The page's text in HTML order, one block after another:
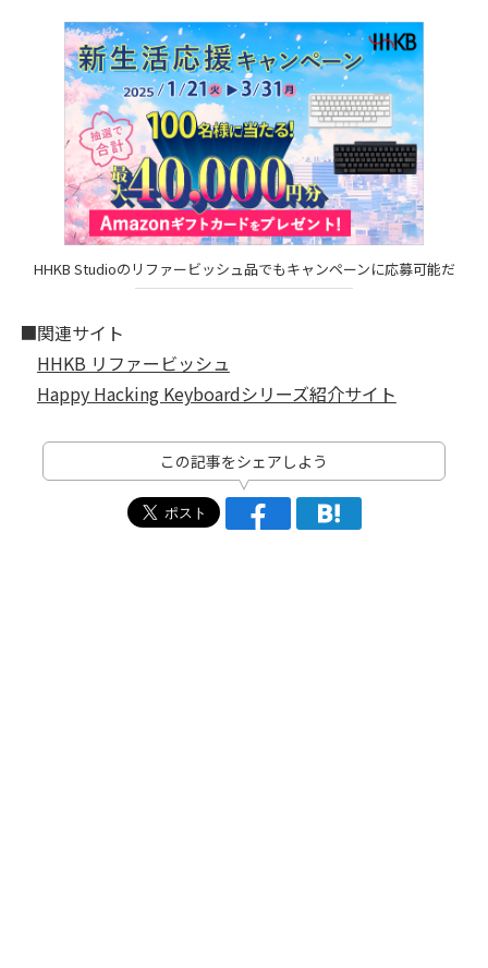
HHKB Studioのリファービッシュ品でもキャンペーンに応募可能だ
■関連サイト
HHKB リファービッシュ
Happy Hacking Keyboardシリーズ紹介サイト
この記事をシェアしよう